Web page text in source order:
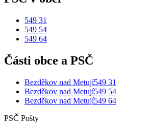
549 31
549 54
549 64
Části obce a PSČ
Bezděkov nad Metují549 31
Bezděkov nad Metují549 54
Bezděkov nad Metují549 64
PSČ Pošty